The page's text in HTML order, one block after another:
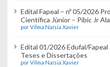
Edital Fapeal – nº 05/2026
Científica Júnior – Pibic Jr
por Vilma Naísia Xavier
Edital 01/2026 Edufal/
Teses e Dissertações
por Vilma Naísia Xavier